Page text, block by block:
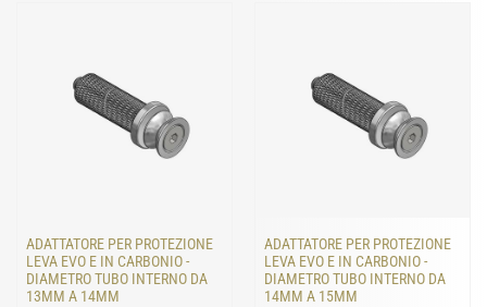
ADATTATORE PER PROTEZIONE
LEVA EVO E IN CARBONIO -
DIAMETRO TUBO INTERNO DA
13MM A 14MM
ADATTATORE PER PROTEZIONE
LEVA EVO E IN CARBONIO -
DIAMETRO TUBO INTERNO DA
14MM A 15MM